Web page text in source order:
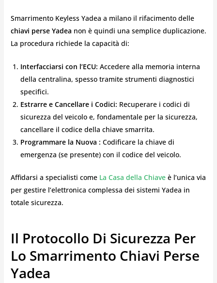
Smarrimento Keyless Yadea a milano il rifacimento delle
chiavi perse Yadea non è quindi una semplice duplicazione.
La procedura richiede la capacità di:
Interfacciarsi con l’ECU: Accedere alla memoria interna
della centralina, spesso tramite strumenti diagnostici
specifici.
Estrarre e Cancellare i Codici: Recuperare i codici di
sicurezza del veicolo e, fondamentale per la sicurezza,
cancellare il codice della chiave smarrita.
Programmare la Nuova : Codificare la chiave di
emergenza (se presente) con il codice del veicolo.
Affidarsi a specialisti come La Casa della Chiaveè l’unica via
per gestire l’elettronica complessa dei sistemi Yadea in
totale sicurezza.
Il Protocollo Di Sicurezza Per
Lo Smarrimento Chiavi Perse
Yadea